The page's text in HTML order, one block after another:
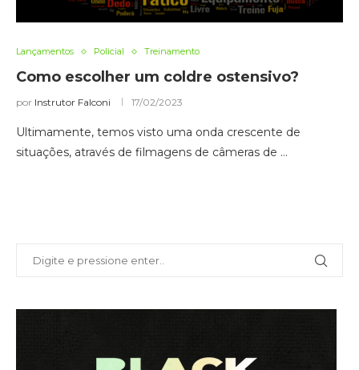
Lançamentos Policial Treinamento
Como escolher um coldre ostensivo?
por Instrutor Falconi 17/02/2023
Ultimamente, temos visto uma onda crescente de
situações, através de filmagens de câmeras de …